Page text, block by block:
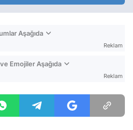
Aşağıda
Reklam
Emojiler Aşağıda
Reklam